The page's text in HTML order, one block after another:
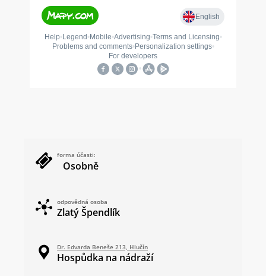
forma účasti:
Osobně
odpovědná osoba
Zlatý Špendlík
Dr. Edvarda Beneše 213, Hlučín
Hospůdka na nádraží